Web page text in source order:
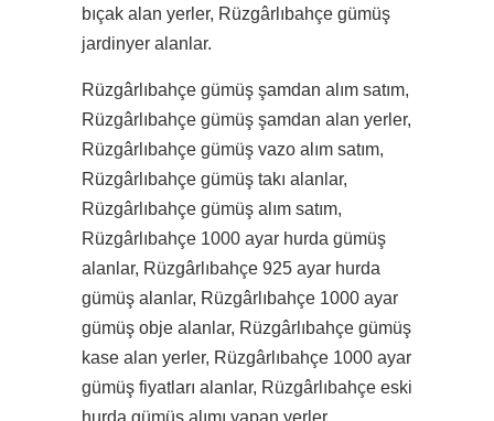
bıçak alan yerler, Rüzgârlıbahçe gümüş
jardinyer alanlar.
Rüzgârlıbahçe gümüş şamdan alım satım,
Rüzgârlıbahçe gümüş şamdan alan yerler,
Rüzgârlıbahçe gümüş vazo alım satım,
Rüzgârlıbahçe gümüş takı alanlar,
Rüzgârlıbahçe gümüş alım satım,
Rüzgârlıbahçe 1000 ayar hurda gümüş
alanlar, Rüzgârlıbahçe 925 ayar hurda
gümüş alanlar, Rüzgârlıbahçe 1000 ayar
gümüş obje alanlar, Rüzgârlıbahçe gümüş
kase alan yerler, Rüzgârlıbahçe 1000 ayar
gümüş fiyatları alanlar, Rüzgârlıbahçe eski
hurda gümüş alımı yapan yerler,